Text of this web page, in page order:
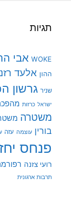
תגיות
WOKE אבי
ההון אלעד
שניר גרשון
ישראל כרזות
משטרה
בורין עוצמה עזה
פנחס
רועי צזנה
תרבות ארגונית